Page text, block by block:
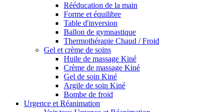
Rééducation de la main
Forme et équilibre
Table d'inversion
Ballon de gymnastique
Thermothérapie Chaud / Froid
Gel et crème de soins
Huile de massage Kiné
Crème de massage Kiné
Gel de soin Kiné
Argile de soin Kiné
Bombe de froid
Urgence et Réanimation